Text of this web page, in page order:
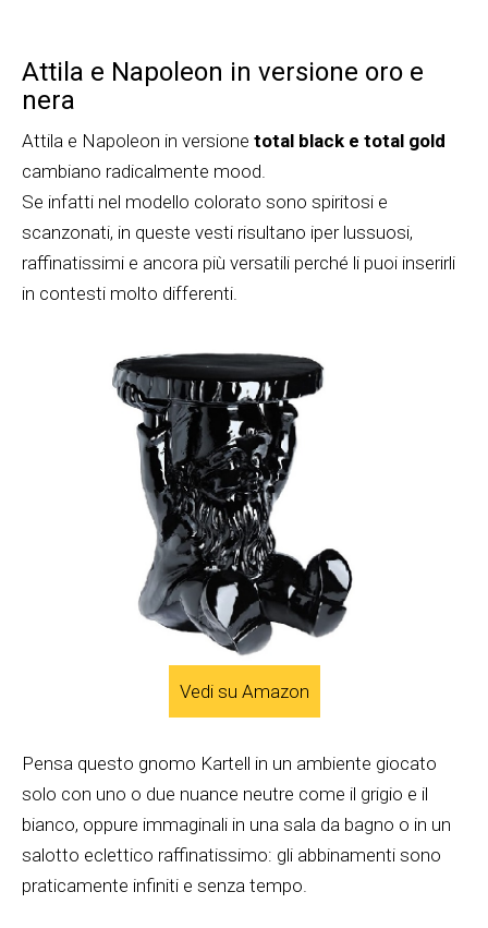
Attila e Napoleon in versione oro e
nera
Attila e Napoleon in versione total black e total gold
cambiano radicalmente mood.
Se infatti nel modello colorato sono spiritosi e
scanzonati, in queste vesti risultano iper lussuosi,
raffinatissimi e ancora più versatili perché li puoi inserirli
in contesti molto differenti.
Vedi su Amazon
Pensa questo gnomo Kartell in un ambiente giocato
solo con uno o due nuance neutre come il grigio e il
bianco, oppure immaginali in una sala da bagno o in un
salotto eclettico raffinatissimo: gli abbinamenti sono
praticamente infiniti e senza tempo.